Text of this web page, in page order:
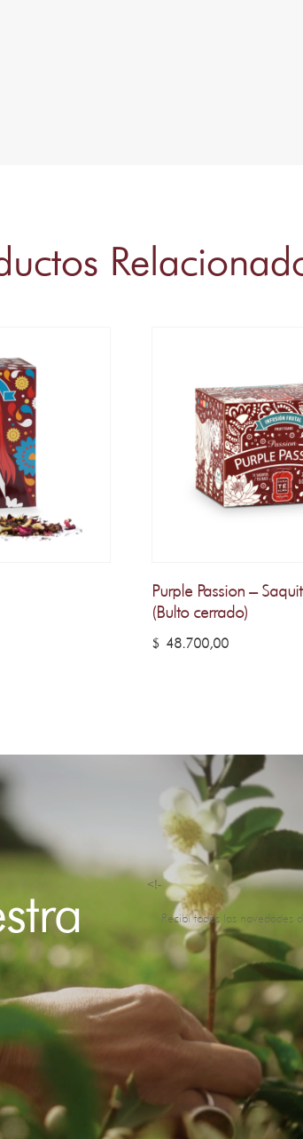
Purple Passion –
(Bulto cerrado)
$48.700,00
<!-
Recibí todas las novedades